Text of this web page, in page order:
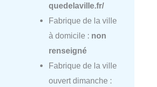
quedelaville.fr/
Fabrique de la ville
à domicile : non
renseigné
Fabrique de la ville
ouvert dimanche :